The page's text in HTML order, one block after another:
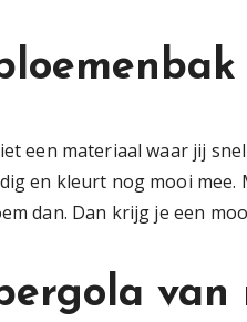
een materiaal waar jij
en kleurt nog mooi mee.
dan. Dan krijg je een